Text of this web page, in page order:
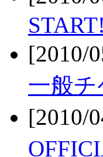
[2010/
一般
[2010/